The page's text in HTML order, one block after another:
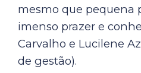
mesmo que pequena
imenso prazer e
Carvalho e Lucilene
de gestão).